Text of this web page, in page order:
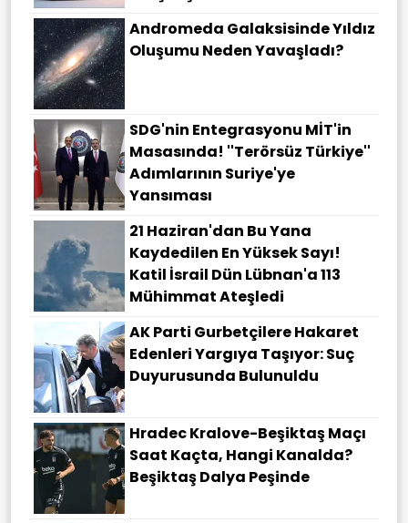
Andromeda Galaksisinde Yıldız
Oluşumu Neden Yavaşladı?
SDG'nin Entegrasyonu MİT'in
Masasında! ''Terörsüz Türkiye''
Adımlarının Suriye'ye
Yansıması
21 Haziran'dan Bu Yana
Kaydedilen En Yüksek Sayı!
Katil İsrail Dün Lübnan'a 113
Mühimmat Ateşledi
AK Parti Gurbetçilere Hakaret
Edenleri Yargıya Taşıyor: Suç
Duyurusunda Bulunuldu
Hradec Kralove-Beşiktaş Maçı
Saat Kaçta, Hangi Kanalda?
Beşiktaş Dalya Peşinde